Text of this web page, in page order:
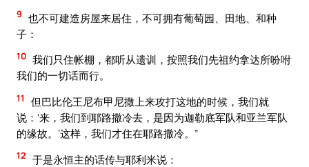
9 也不可建造房屋来居住，不可拥有葡萄园、田地、和种
子：
10 我们只住帐棚，都听从遗训，按照我们先祖约拿达所吩咐
我们的一切话而行。
11
但巴比伦王尼布甲尼撒上来攻打这地的时候，我们就
说：‘来，我们到耶路撒冷去，是因为迦勒底军队和亚兰军队
的缘故。’这样，我们才住在耶路撒冷。”
12 于是永恒主的话传与耶利米说：